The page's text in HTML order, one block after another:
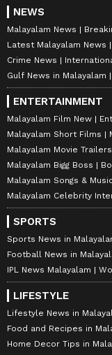
NEWS
Malayalam News
Latest Malayalam News
Crime News
Gulf News in Malayalam
ENTERTAINMENT
Malayalam Film New
Malayalam Short Films
Malayalam Movie Trailers
Malayalam Bigg Boss
Malayalam Songs &
Malayalam Celebrity
SPORTS
Sports News in
Football News in
IPL News Malayalam
LIFESTYLE
Lifestyle News in
Food and Recipes in
Home Decor Tips in